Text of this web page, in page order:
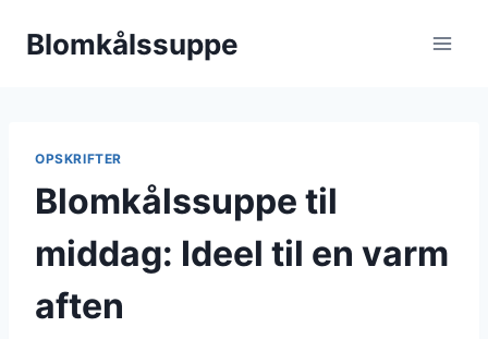
Blomkålssuppe
OPSKRIFTER
Blomkålssuppe til
middag: Ideel til en varm
aften